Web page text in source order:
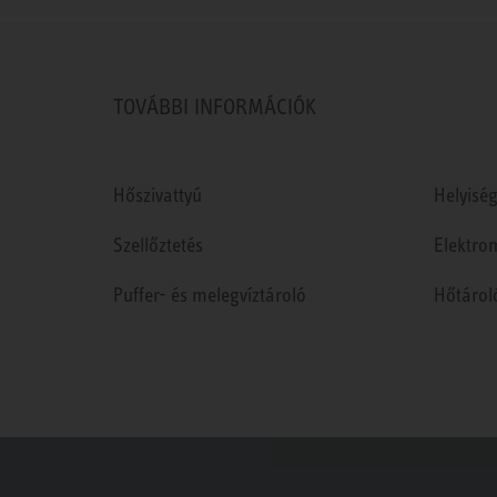
TOVÁBBI INFORMÁCIÓK
Hőszivattyú
Szellőztetés
Puffer- és melegvíztároló